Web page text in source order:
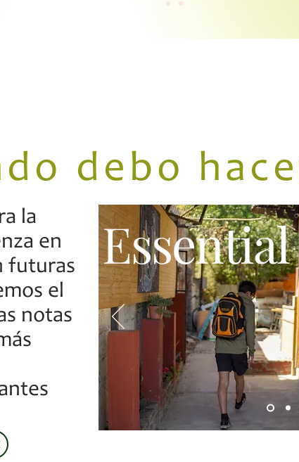
debo
la
en
futuras
el
notas
Essential